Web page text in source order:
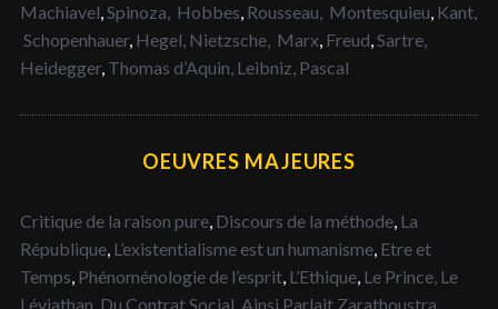
Machiavel,Spinoza, Hobbes, Rousseau, Montesquieu, Kant,
Schopenhauer, Hegel, Nietzsche, Marx, Freud,Sartre,
Heidegger, Thomas d’Aquin, Leibniz, Pascal
OEUVRES MAJEURES
Critique de la raison pure, Discours de la méthode, La
République, L’existentialisme est un humanisme, Etre et
Temps, Phénoménologie de l’esprit, L’Ethique, Le Prince, Le
Léviathan, Du Contrat Social Ainsi Parlait Zarathoustra